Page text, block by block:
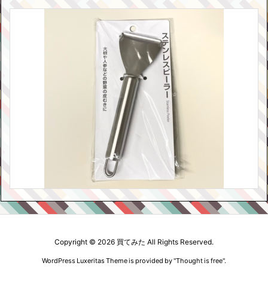
Copyright © 2026 買てみた All Rights Reserved.
WordPress Luxeritas Theme is provided by "Thought is free".